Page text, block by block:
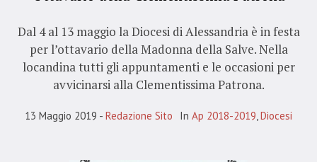
Dal 4 al 13 maggio la Diocesi di Alessandria è in festa
per l’ottavario della Madonna della Salve. Nella
locandina tutti gli appuntamenti e le occasioni per
avvicinarsi alla Clementissima Patrona.
13 Maggio 2019 Redazione Sito In Ap 2018-2019 Diocesi